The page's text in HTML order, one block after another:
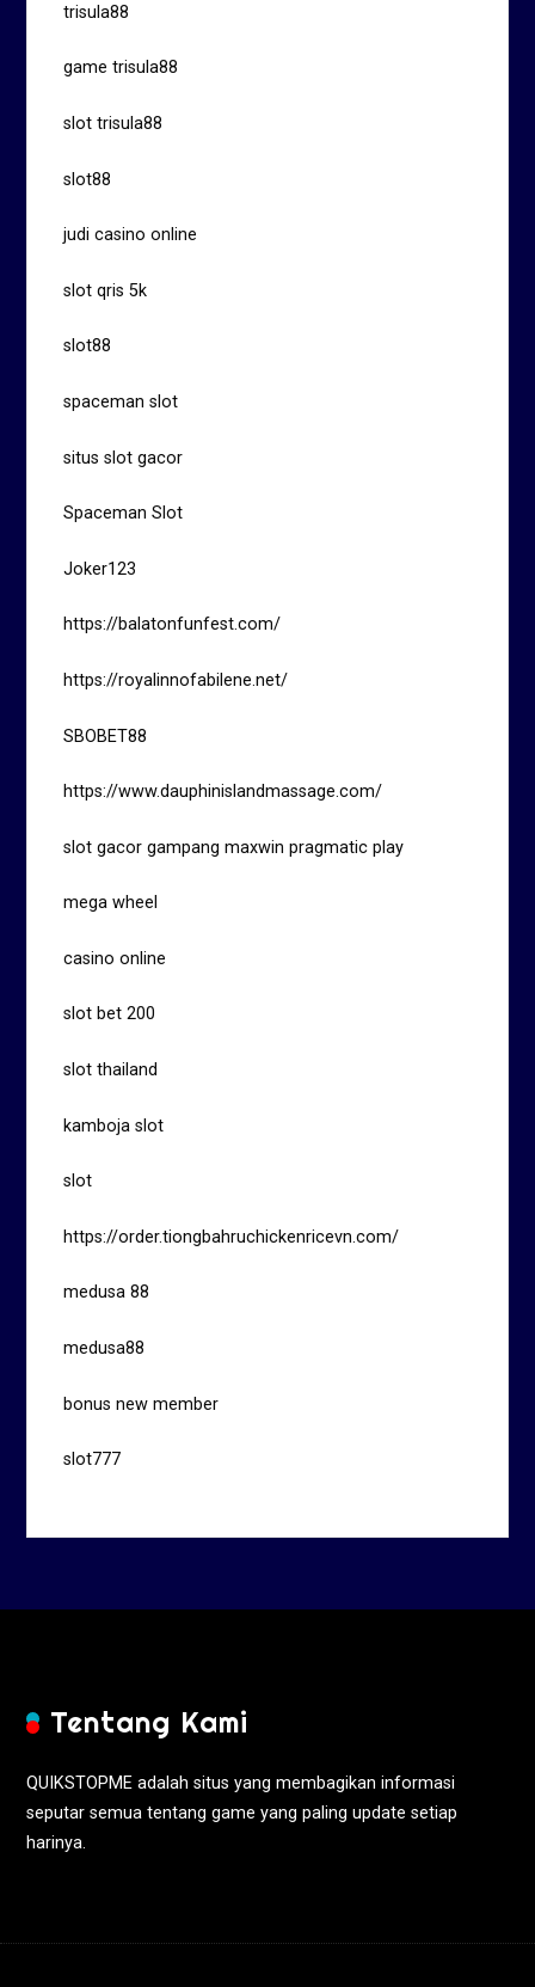
trisula88
game trisula88
slot trisula88
slot88
judi casino online
slot qris 5k
slot88
spaceman slot
situs slot gacor
Spaceman Slot
Joker123
https://balatonfunfest.com/
https://royalinnofabilene.net/
SBOBET88
https://www.dauphinislandmassage.com/
slot gacor gampang maxwin pragmatic play
mega wheel
casino online
slot bet 200
slot thailand
kamboja slot
slot
https://order.tiongbahruchickenricevn.com/
medusa 88
medusa88
bonus new member
slot777
Tentang Kami
QUIKSTOPME adalah situs yang membagikan informasi
seputar semua tentang game yang paling update setiap
harinya.